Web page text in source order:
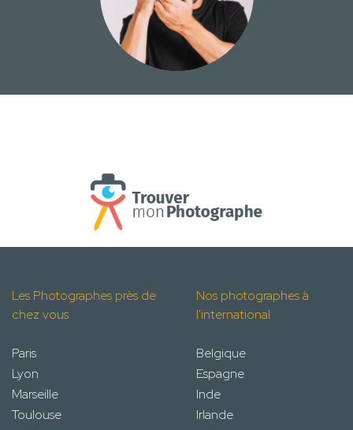
Les Photographes près de
chez vous
Paris
Lyon
Marseille
Toulouse
Nos photographes à
l'international
Belgique
Espagne
Inde
Irlande